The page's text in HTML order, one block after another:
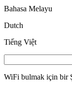
Bahasa Melayu
Dutch
Tiếng Việt
WiFi bulmak için bir